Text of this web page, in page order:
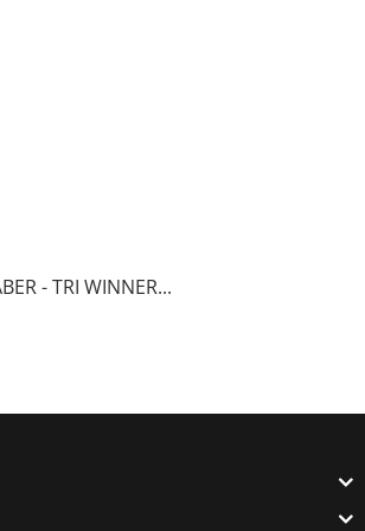
- TRI WINNER...